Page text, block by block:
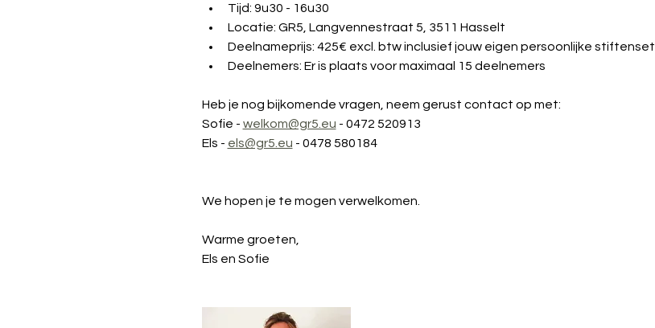
Tijd: 9u30 - 16u30
Locatie: GR5, Langvennestraat 5, 3511 Hasselt
Deelnameprijs: 425€ excl. btw inclusief jouw eigen persoonlijke stiftenset.
Deelnemers: Er is plaats voor maximaal 15 deelnemers
Heb je nog bijkomende vragen, neem gerust contact op met:
Sofie - welkom@gr5.eu - 0472 520913
Els - els@gr5.eu - 0478 580184
We hopen je te mogen verwelkomen.
Warme groeten,
Els en Sofie